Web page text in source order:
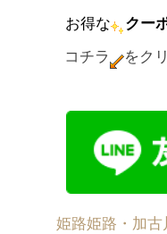
お得な
クー
コチラ
をク
姫路姫路・加古